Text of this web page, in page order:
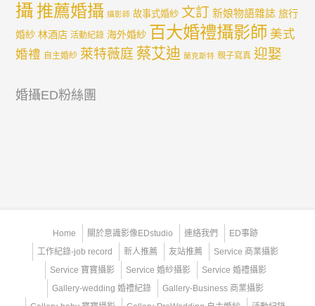
攝 推薦婚攝 攝影師 故事式婚紗 文訂 新娘物語雜誌 旅行
婚紗 林酒店 活動紀錄 海外婚紗 百大婚禮攝影師 美式
婚禮 自主婚紗 萊特薇庭 蔡艾迪 蘭克斯特 親子寫真 迎娶
婚攝ED粉絲團
Home 關於意識影像EDstudio 連絡我們
ED事跡
工作紀錄-job record
新人推薦 友站推薦
Service 商業攝影
Service 寶寶攝影
Service 婚紗攝影
Service 婚禮攝影
Gallery-wedding 婚禮紀錄
Gallery-Business 商業攝影